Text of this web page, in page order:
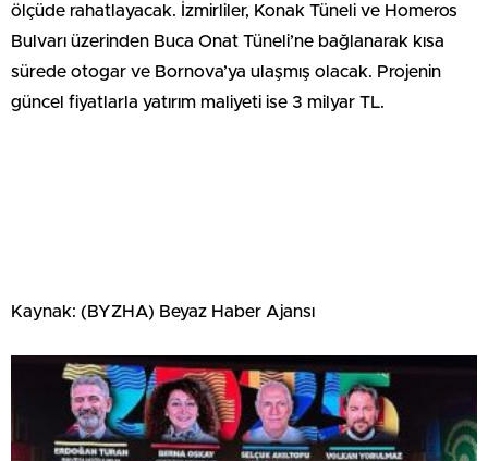
ölçüde rahatlayacak. İzmirliler, Konak Tüneli ve Homeros
Bulvarı üzerinden Buca Onat Tüneli’ne bağlanarak kısa
sürede otogar ve Bornova’ya ulaşmış olacak. Projenin
güncel fiyatlarla yatırım maliyeti ise 3 milyar TL.
Kaynak: (BYZHA) Beyaz Haber Ajansı